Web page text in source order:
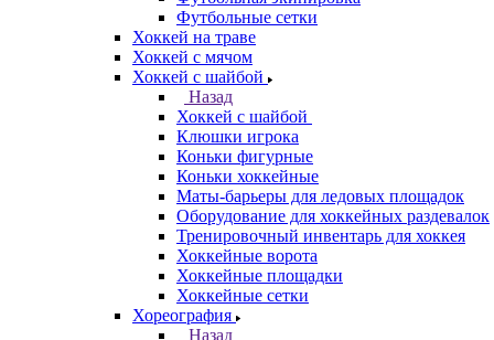
Футбольные сетки
Хоккей на траве
Хоккей с мячом
Хоккей с шайбой
Назад
Хоккей с шайбой
Клюшки игрока
Коньки фигурные
Коньки хоккейные
Маты-барьеры для ледовых площадок
Оборудование для хоккейных раздевалок
Тренировочный инвентарь для хоккея
Хоккейные ворота
Хоккейные площадки
Хоккейные сетки
Хореография
Назад